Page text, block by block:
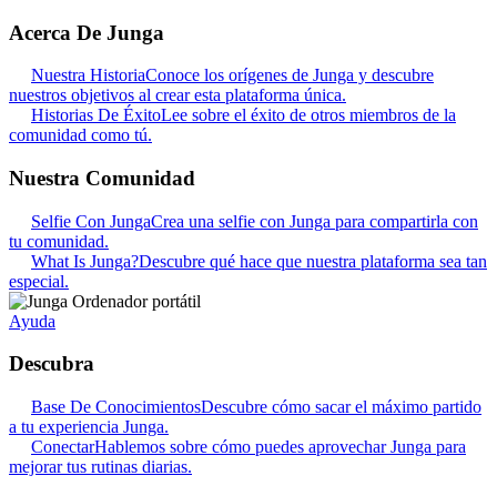
Acerca De Junga
Nuestra HistoriaConoce los orígenes de Junga y descubre
nuestros objetivos al crear esta plataforma única.
Historias De ÉxitoLee sobre el éxito de otros miembros de la
comunidad como tú.
Nuestra Comunidad
Selfie Con JungaCrea una selfie con Junga para compartirla con
tu comunidad.
What Is Junga?Descubre qué hace que nuestra plataforma sea tan
especial.
Ayuda
Descubra
Base De ConocimientosDescubre cómo sacar el máximo partido
a tu experiencia Junga.
ConectarHablemos sobre cómo puedes aprovechar Junga para
mejorar tus rutinas diarias.